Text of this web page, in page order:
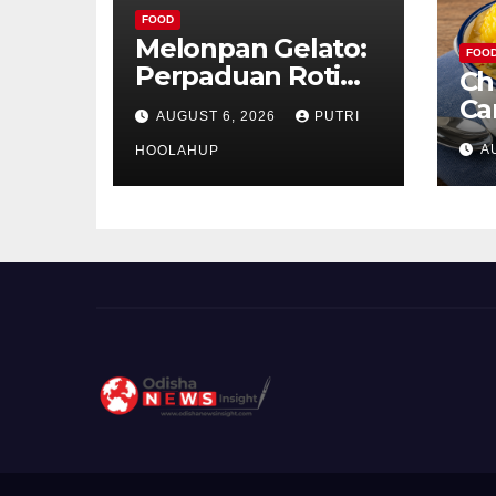
FOOD
Melonpan Gelato:
Perpaduan Roti
Renyah dan Es
Krim Lembut yang
Menggoda
AUGUST 6, 2026 PUTRI
HOOLAHUP